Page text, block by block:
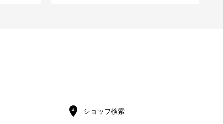
ショップ検索